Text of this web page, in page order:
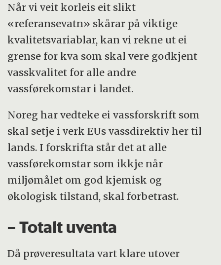
Når vi veit korleis eit slikt
«referansevatn» skårar på viktige
kvalitetsvariablar, kan vi rekne ut ei
grense for kva som skal vere godkjent
vasskvalitet for alle andre
vassførekomstar i landet.
Noreg har vedteke ei vassforskrift som
skal setje i verk EUs vassdirektiv her til
lands. I forskrifta står det at alle
vassførekomstar som ikkje når
miljømålet om god kjemisk og
økologisk tilstand, skal forbetrast.
– Totalt uventa
Då prøveresultata vart klare utover